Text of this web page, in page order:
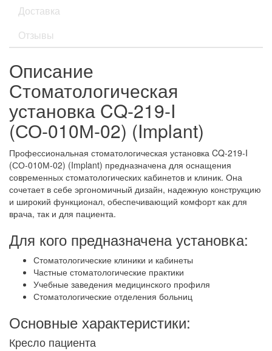
Доставка
Отзывы
Описание
Стоматологическая
установка CQ-219-I
(СО-010М-02) (Implant)
Профессиональная стоматологическая установка CQ-219-I
(СО-010М-02) (Implant) предназначена для оснащения
современных стоматологических кабинетов и клиник. Она
сочетает в себе эргономичный дизайн, надежную конструкцию
и широкий функционал, обеспечивающий комфорт как для
врача, так и для пациента.
Для кого предназначена установка:
Стоматологические клиники и кабинеты
Частные стоматологические практики
Учебные заведения медицинского профиля
Стоматологические отделения больниц
Основные характеристики:
Кресло пациента